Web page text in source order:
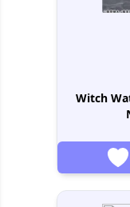
Witch